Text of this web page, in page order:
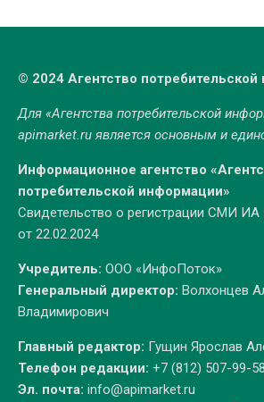
© 2024 Агентство
Для «Агентства потребительской
apimarket.ruявляется основным и
Информационное агентство
потребительской информации»
Свидетельство о регистрации СМИ
от 22.02.2024
Учредитель: ООО «ИнфоПоток»
Генеральный директор: Волхонцев
Владимирович
Главный редактор: Гущин Ярослав
Телефон редакции: +7 (812) 507-99-58
Эл. почта: info@apimarket.ru